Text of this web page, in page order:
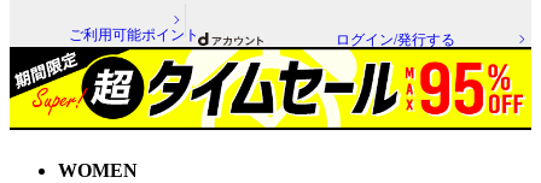
ご利用可能ポイント ログイン/発行する
WOMEN